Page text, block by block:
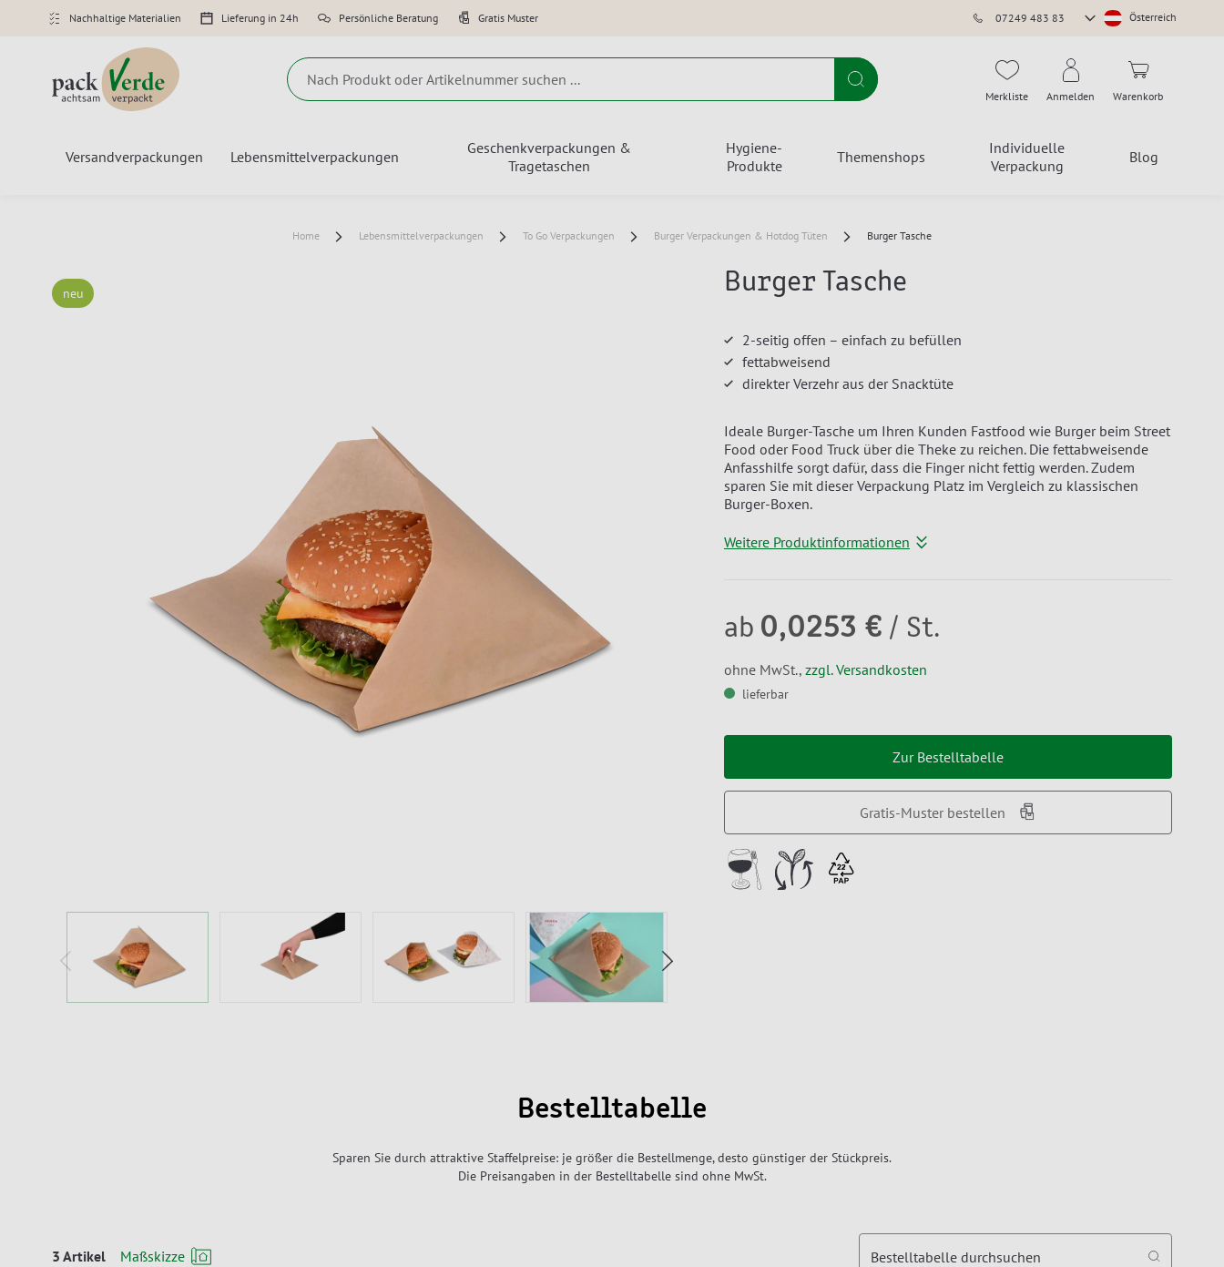
Nachhaltige Materialien Lieferung in 24h Persönliche Beratung Gratis Muster 07249 483 83
Store
Österreich
Suche Merkliste Anmelden Warenkorb
Versandverpackungen Lebensmittelverpackungen
Geschenkverpackungen &
Tragetaschen
Hygiene-
Produkte
Themenshops
Individuelle
Verpackung
Blog
Home Lebensmittelverpackungen To Go Verpackungen Burger Verpackungen & Hotdog Tüten Burger Tasche
neu Burger Tasche
2-seitig offen – einfach zu befüllen
fettabweisend
direkter Verzehr aus der Snacktüte
Ideale Burger-Tasche um Ihren Kunden Fastfood wie Burger beim Street
Food oder Food Truck über die Theke zu reichen. Die fettabweisende
Anfasshilfe sorgt dafür, dass die Finger nicht fettig werden. Zudem
sparen Sie mit dieser Verpackung Platz im Vergleich zu klassischen
Burger-Boxen.
Weitere Produktinformationen
ab 0,0253 € / St.
ohne MwSt., zzgl. Versandkosten
lieferbar
Zur Bestelltabelle
Gratis-Muster bestellen
Bestelltabelle
Sparen Sie durch attraktive Staffelpreise: je größer die Bestellmenge, desto günstiger der Stückpreis.
Die Preisangaben in der Bestelltabelle sind ohne MwSt.
3 Artikel Maßskizze Bestelltabelle durchsuchen